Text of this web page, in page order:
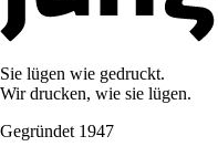
Sie lügen wie gedruckt.
Wir drucken, wie sie lügen.
Gegründet 1947